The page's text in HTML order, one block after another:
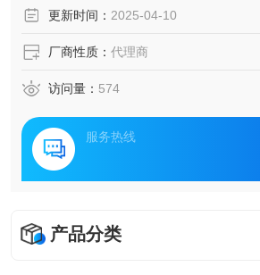
更新时间： 2025-04-10
厂商性质： 代理商
访问量： 574
服务热线
产品分类